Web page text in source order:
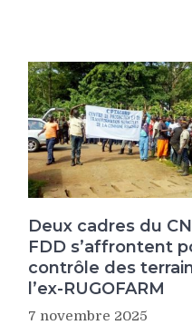
Deux cadres du
FDD s’affrontent
contrôle des
l’ex-RUGOFARM
7 novembre 2025